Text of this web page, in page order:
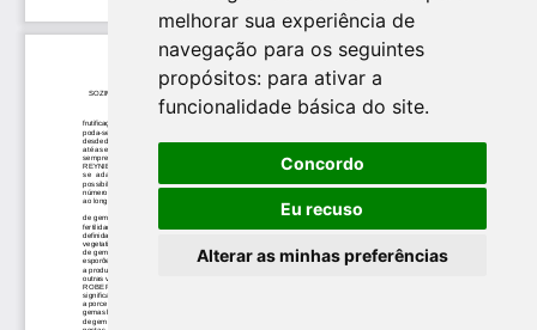
melhorar sua experiência de
navegação para os seguintes
propósitos: para ativar a
funcionalidade básica do site.
Concordo
Eu recuso
Alterar as minhas preferências